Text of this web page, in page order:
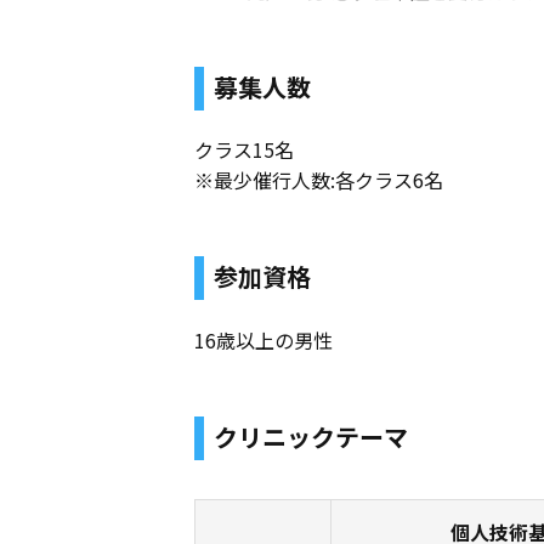
募集人数
クラス15名
※最少催行人数:各クラス6名
参加資格
16歳以上の男性
クリニックテーマ
個人技術